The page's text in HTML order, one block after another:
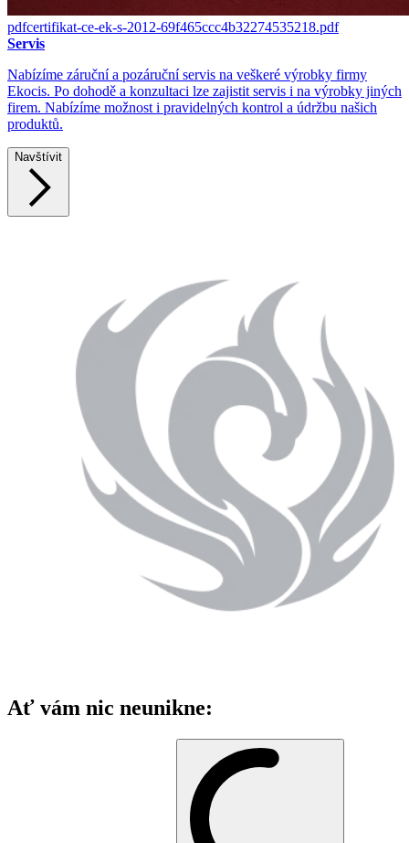
pdfcertifikat-ce-ek-s-2012-69f465ccc4b32274535218.pdf
Servis
Nabízíme záruční a pozáruční servis na veškeré výrobky firmy
Ekocis. Po dohodě a konzultaci lze zajistit servis i na výrobky jiných
firem. Nabízíme možnost i pravidelných kontrol a údržbu našich
produktů.
Navštívit
Ať vám nic neunikne: